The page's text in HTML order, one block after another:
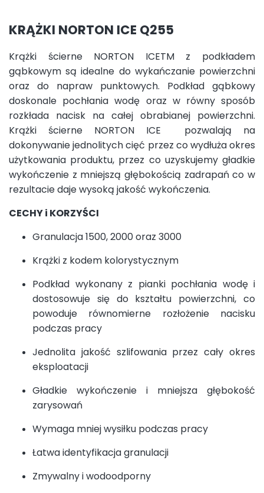
KRĄŻKI NORTON ICE Q255
Krążki ścierne NORTON ICETM z podkładem
gąbkowym są idealne do wykańczanie powierzchni
oraz do napraw punktowych. Podkład gąbkowy
doskonale pochłania wodę oraz w równy sposób
rozkłada nacisk na całej obrabianej powierzchni.
Krążki ścierne NORTON ICE pozwalają na
dokonywanie jednolitych cięć przez co wydłuża okres
użytkowania produktu, przez co uzyskujemy gładkie
wykończenie z mniejszą głębokością zadrapań co w
rezultacie daje wysoką jakość wykończenia.
CECHY i KORZYŚCI
Granulacja 1500, 2000 oraz 3000
Krążki z kodem kolorystycznym
Podkład wykonany z pianki pochłania wodę i
dostosowuje się do kształtu powierzchni, co
powoduje równomierne rozłożenie nacisku
podczas pracy
Jednolita jakość szlifowania przez cały okres
eksploatacji
Gładkie wykończenie i mniejsza głębokość
zarysowań
Wymaga mniej wysiłku podczas pracy
Łatwa identyfikacja granulacji
Zmywalny i wodoodporny